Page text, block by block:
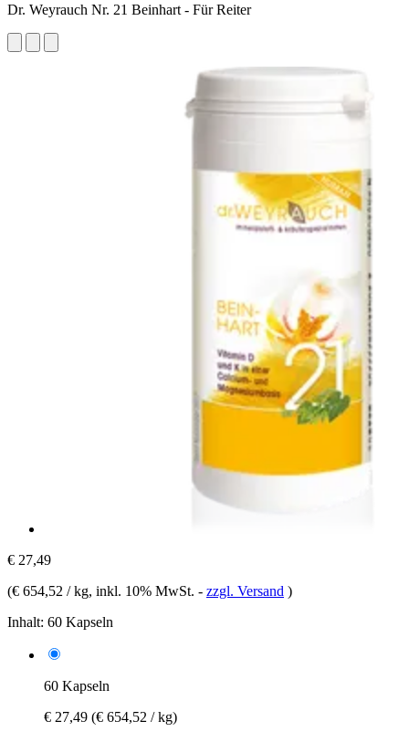
Dr. Weyrauch Nr. 21 Beinhart - Für Reiter
€ 27,49
(€ 654,52 / kg, inkl. 10% MwSt. - zzgl. Versand )
Inhalt: 60 Kapseln
60 Kapseln
€ 27,49 (€ 654,52 / kg)